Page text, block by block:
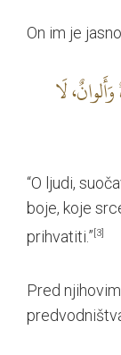
On im je
لَا
“O ljudi,
boje, koje
prihvatiti.” [3]
Pred